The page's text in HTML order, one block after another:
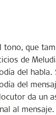
tono, que
de
del habla.
del
da un
al